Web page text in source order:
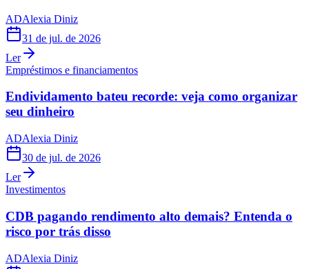
ADAlexia Diniz
31 de jul. de 2026
Ler
Empréstimos e financiamentos
Endividamento bateu recorde: veja como organizar
seu dinheiro
ADAlexia Diniz
30 de jul. de 2026
Ler
Investimentos
CDB pagando rendimento alto demais? Entenda o
risco por trás disso
ADAlexia Diniz